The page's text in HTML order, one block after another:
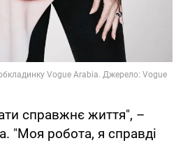
справжнє життя", –
"Моя робота, я справді